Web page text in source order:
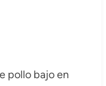
pollo bajo en